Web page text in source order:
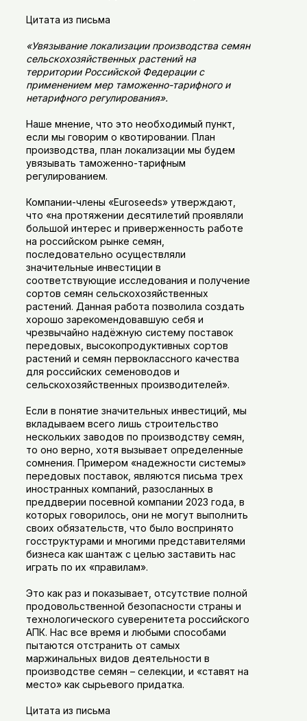
Цитата из письма
«Увязывание локализации производства семян
сельскохозяйственных растений на
территории Российской Федерации с
применением мер таможенно-тарифного и
нетарифного регулирования».
Наше мнение, что это необходимый пункт,
если мы говорим о квотировании. План
производства, план локализации мы будем
увязывать таможенно-тарифным
регулированием.
Компании-члены «Euroseeds» утверждают,
что «на протяжении десятилетий проявляли
большой интерес и приверженность работе
на российском рынке семян,
последовательно осуществляли
значительные инвестиции в
соответствующие исследования и получение
сортов семян сельскохозяйственных
растений. Данная работа позволила создать
хорошо зарекомендовавшую себя и
чрезвычайно надёжную систему поставок
передовых, высокопродуктивных сортов
растений и семян первоклассного качества
для российских семеноводов и
сельскохозяйственных производителей».
Если в понятие значительных инвестиций, мы
вкладываем всего лишь строительство
нескольких заводов по производству семян,
то оно верно, хотя вызывает определенные
сомнения. Примером «надежности системы»
передовых поставок, являются письма трех
иностранных компаний, разосланных в
преддверии посевной компании 2023 года, в
которых говорилось, они не могут выполнить
своих обязательств, что было воспринято
госструктурами и многими представителями
бизнеса как шантаж с целью заставить нас
играть по их «правилам».
Это как раз и показывает, отсутствие полной
продовольственной безопасности страны и
технологического суверенитета российского
АПК. Нас все время и любыми способами
пытаются отстранить от самых
маржинальных видов деятельности в
производстве семян – селекции, и «ставят на
место» как сырьевого придатка.
Цитата из письма